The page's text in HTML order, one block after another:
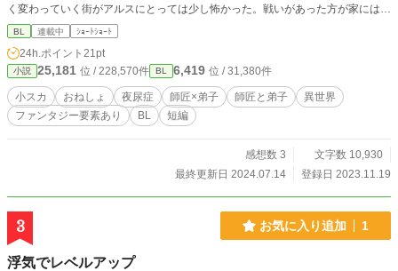
く変わっていく街がアルスにとっては少し怖かった。戦いがあった方が家には金
が自動的に入るし、たまの帰省も親戚一同で歓迎してくれた。必要とされていた
のだ。 しかし、今は違う。左手と左足に軽い麻痺が残った体では水を汲むの
でさえ精一杯だし、手先を使う細かい作業もできない。おまけに文字も読めず、
計算も出来ない。何も出来ない彼は、師匠のお情けで仕事をもらい、何とか生き
ている現状。優しい師匠は何も言わない。4件隣の部屋を借り、一人暮らしをさ
せ、ご飯だって不自由なく食べさせる。小さな店で業務量も少ないのに良すぎる
待遇に、アルスはコンプレックスを抱えていた。 前の生活に戻りたい。戦
夢にうなされるようになる。しばらくしていなかった夜の「失敗」も毎晩のよう
にしてしまい、どんどん劣等感が募っていき…？
BL 連載中 ｼｮｰﾄｼｮｰﾄ
24h.ポイント 21pt
小説 25,181 位 / 228,570件 BL 6,419 位 / 31,380件
小スカ おねしょ 夜尿症 師匠×弟子 師匠と弟子
異世界
ファンタジー要素あり
BL 短編
感想数 3
文字数 10,930
最終更新日 2024.07.14
登録日 2023.11.19
3 お気に入り追加 1
浮気でレベルアップ